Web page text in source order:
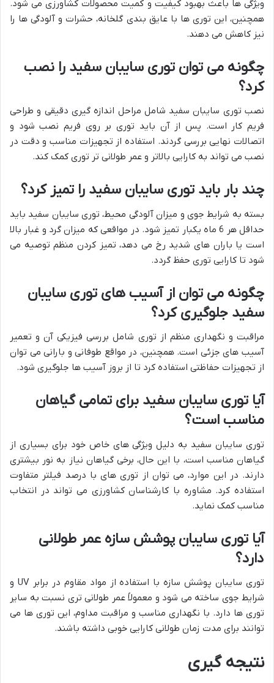
ویژگی ها باعث بهبود کیفیت و کمیت محصولات کشاورزی می شود.
همچنین، این توری ها با عایق بندی گلخانه، حشرات و آلودگی ها را
نیز کاهش می دهند.
چگونه می توان توری سایبان سفید را نصب
کرد؟
نصب توری سایبان سفید شامل مراحل اندازه گیری دقیقی و طراحی
فریم کار است. پس از آن باید توری بر روی فریم نصب شود و
اتصالات نهایی بررسی گردند. استفاده از تجهیزات مناسب و دقت در
نصب می تواند به کارایی بالاتر و عمر طولانی تر توری کمک کند.
چند بار باید توری سایبان سفید را تمیز کرد؟
بسته به شرایط جوی و میزان آلودگی محیط، توری سایبان سفید باید
حداقل هر 6 ماه یکبار تمیز شود. در مواقعی که میزان گرد و غبار بالا
است یا باران های شدید رخ می دهد، تمیز کردن منظم توصیه می
شود تا کارایی توری حفظ گردد.
چگونه می توان از آسیب های توری سایبان
سفید جلوگیری کرد؟
مراقبت و نگهداری منظم از توری شامل بررسی فیزیکی آن و تعمیر
آسیب های جزئی است. همچنین، در مواقع طوفانی و بارانی می توان
از تجهیزات حفاظتی استفاده کرد تا از بروز آسیب ها جلوگیری شود.
آیا توری سایبان سفید برای تمامی گیاهان
مناسب است؟
توری سایبان سفید به دلیل ویژگی های خاص خود برای بسیاری از
گیاهان مناسب است، با این حال، برخی گیاهان نیاز به نور بیشتری
دارند. در این موارد، می توان از توری های با درصد فیلتر متفاوت
استفاده کرد. مشاوره با کارشناسان کشاورزی می تواند در انتخاب
مناسب کمک نماید.
آیا توری سایبان پوشش سازه عمر طولانی
دارد؟
توری سایبان پوشش سازه با استفاده از مواد مقاوم در برابر UV و
شرایط جوی ساخته می شود و معمولاً عمر طولانی تری نسبت به سایر
توری ها دارد. با نگهداری مناسب و مراقبت مداوم، این توری ها می
توانند برای مدت زمان طولانی کارایی خوبی داشته باشند.
نتیجه گیری